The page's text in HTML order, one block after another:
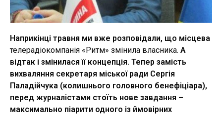
Наприкінці травня ми вже розповідали, що місцева
телерадіокомпанія «Ритм» змінила власника. А
відтак і змінилася її концепція. Тепер замість
вихваляння секретаря міської ради Сергія
Паладійчука (колишнього головного бенефіціара),
перед журналістами стоїть нове завдання –
максимально піарити одного із ймовірних